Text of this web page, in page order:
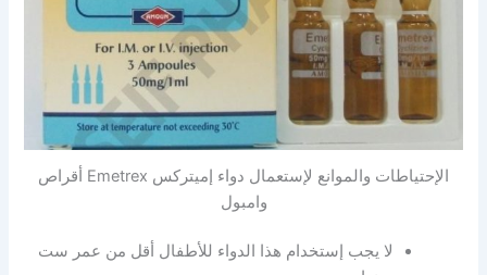
الإحتياطات والموانع لإستعمال دواء إميتركس Emetrex أقراص
وامبول
لا يجب إستخدام هذا الدواء للأطفال أقل من عمر ست